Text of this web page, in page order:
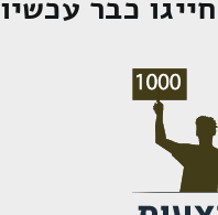
כבר עכשיו